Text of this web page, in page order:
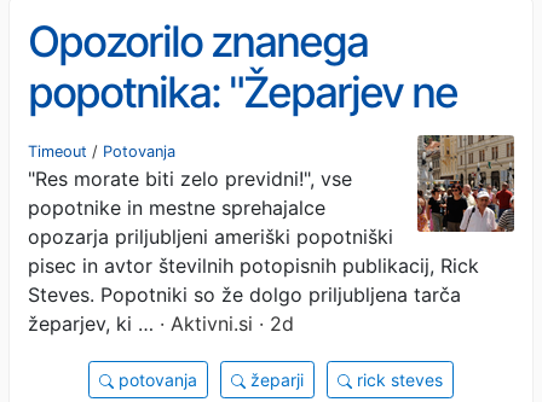
Opozorilo znanega
popotnika: "Žeparjev ne
zanimajo več vaše
denarnice, zdaj je glavna
tarča nekaj drugega"
Timeout / Potovanja
"Res morate biti zelo previdni!", vse
popotnike in mestne sprehajalce
opozarja priljubljeni ameriški popotniški
pisec in avtor številnih potopisnih publikacij, Rick
Steves. Popotniki so že dolgo priljubljena tarča
žeparjev, ki … · Aktivni.si · 2d
potovanja žeparji rick steves